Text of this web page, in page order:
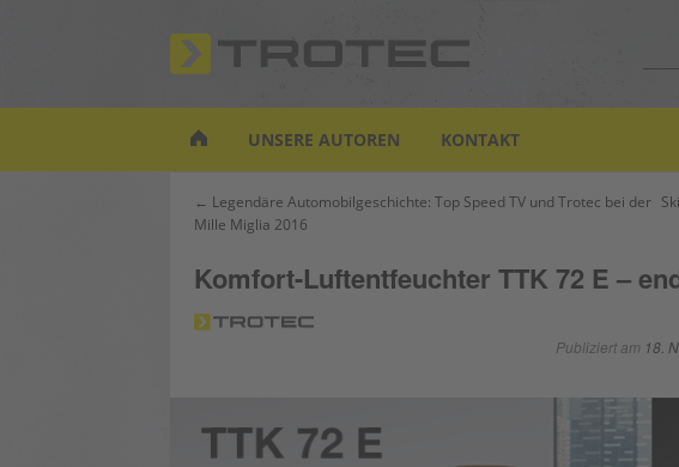
m
UNSERE AUTOREN KONTAKT
Beitrags-
Navigation
← Legendäre Automobilgeschichte: Top Speed TV und Trotec bei der
Mille Miglia 2016
Komfort-Luftentfeuchter TTK 72 E –
Publiziert am 18.